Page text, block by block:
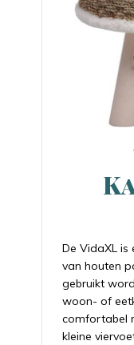
De VidaXL is
van houten
gebruikt
woon- of
comfortabel
kleine